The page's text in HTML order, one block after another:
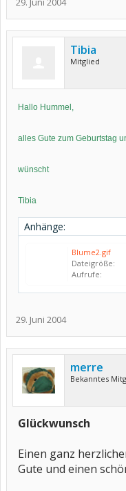
Tibia
Mitglied
Hallo Hummel,
alles Gute zum Geburtstag
wünscht
Tibia
Anhänge:
Blume2.gif
Dateigröße:
Aufrufe:
29. Juni 2004
merre
Bekanntes
Glückwunsch
Einen ganz
Gute und einen